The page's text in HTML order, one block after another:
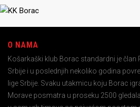
O NAMA
Košarkaški klub Borac standardni je član
Srbije i u poslednjih nekoliko godina
lige Srbije. Svaku utakmicu koju Borac
Morave posmatra u proseku 2500